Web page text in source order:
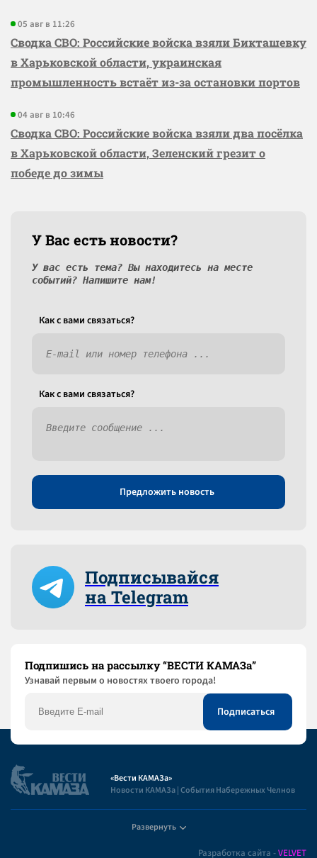
05 авг в 11:26
Сводка СВО: Российские войска взяли Бикташевку
в Харьковской области, украинская
промышленность встаёт из-за остановки портов
04 авг в 10:46
Сводка СВО: Российские войска взяли два посёлка
в Харьковской области, Зеленский грезит о
победе до зимы
У Вас есть новости?
У вас есть тема? Вы находитесь на месте
событий? Напишите нам!
Как c вами связаться?
Как c вами связаться?
Предложить новость
Подписывайся
на Telegram
Подпишись на рассылку “ВЕСТИ КАМАЗа”
Узнaвай первым о новостях твоего города!
«Вести КАМАЗа»
Новости КАМАЗа | События Набережных Челнов
Развернуть
Разработка сайта -VELVET